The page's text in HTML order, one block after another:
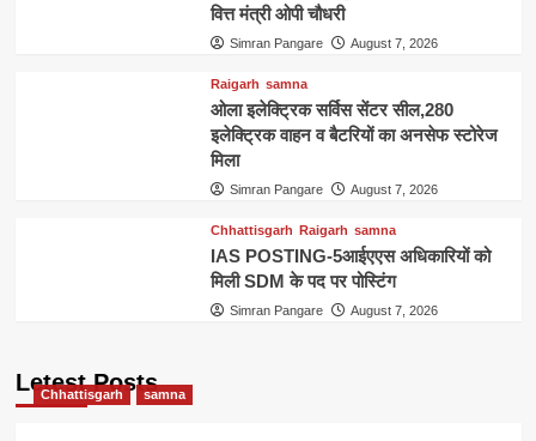
वित्त मंत्री ओपी चौधरी
Simran Pangare August 7, 2026
Raigarh samna
ओला इलेक्ट्रिक सर्विस सेंटर सील,280
इलेक्ट्रिक वाहन व बैटरियों का अनसेफ स्टोरेज
मिला
Simran Pangare August 7, 2026
Chhattisgarh Raigarh samna
IAS POSTING-5आईएएस अधिकारियों को
मिली SDM के पद पर पोस्टिंग
Simran Pangare August 7, 2026
Letest Posts
Chhattisgarh samna